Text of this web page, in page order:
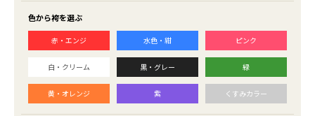
色から袴を選ぶ
赤・エンジ 水色・紺 ピンク
白・クリーム 黒・グレー 緑
黄・オレンジ 紫 くすみカラー